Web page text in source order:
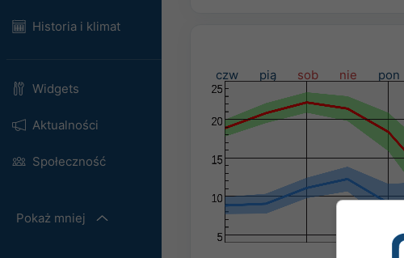
Historia i klimat
Widgets
Aktualności
Społeczność
Pokaż mniej
czw
pią sob nie pon